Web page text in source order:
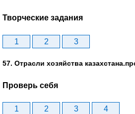
Творческие задания
1 2 3
57. Отрасли хозяйства
Проверь себя
1 2 3 4